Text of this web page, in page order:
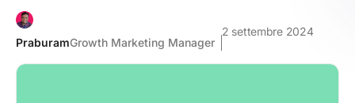
PraburamGrowth Marketing Manager
2 settembre 2024